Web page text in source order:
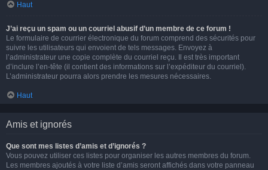
Haut
J’ai reçu un spam ou un courriel abusif d’un membre de ce forum !
Le formulaire de courrier électronique du forum comprend des sécurités pour
suivre les utilisateurs qui envoient de tels messages. Envoyez à
l’administrateur une copie complète du courriel reçu. Il est très important
d’inclure l’en-tête (il contient des informations sur l’expéditeur du courriel).
L’administrateur pourra alors prendre les mesures nécessaires.
Haut
Amis et ignorés
Que sont mes listes d’amis et d’ignorés ?
Vous pouvez utiliser ces listes pour organiser les autres membres du forum.
Les membres ajoutés à votre liste d’amis seront affichés dans votre panneau